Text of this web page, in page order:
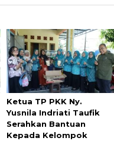
Ketua TP PKK Ny.
Yusnila Indriati Taufik
Serahkan Bantuan
Kepada Kelompok